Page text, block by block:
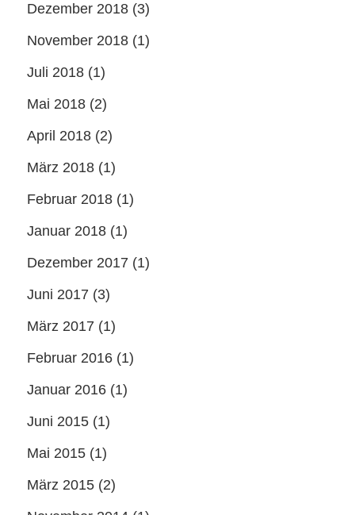
Dezember 2018 (3)
November 2018 (1)
Juli 2018 (1)
Mai 2018 (2)
April 2018 (2)
März 2018 (1)
Februar 2018 (1)
Januar 2018 (1)
Dezember 2017 (1)
Juni 2017 (3)
März 2017 (1)
Februar 2016 (1)
Januar 2016 (1)
Juni 2015 (1)
Mai 2015 (1)
März 2015 (2)